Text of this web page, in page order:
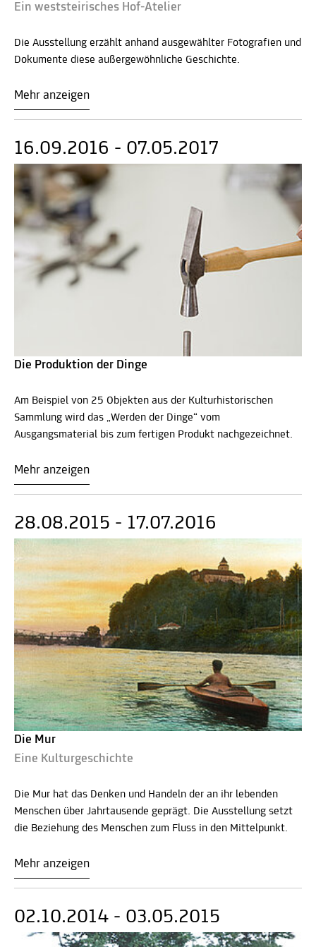
Ein weststeirisches Hof-Atelier
Die Ausstellung erzählt anhand ausgewählter Fotografien und
Dokumente diese außergewöhnliche Geschichte.
Mehr anzeigen
16.09.2016 - 07.05.2017
Die Produktion der Dinge
Am Beispiel von 25 Objekten aus der Kulturhistorischen
Sammlung wird das „Werden der Dinge“ vom
Ausgangsmaterial bis zum fertigen Produkt nachgezeichnet.
Mehr anzeigen
28.08.2015 - 17.07.2016
Die Mur
Eine Kulturgeschichte
Die Mur hat das Denken und Handeln der an ihr lebenden
Menschen über Jahrtausende geprägt. Die Ausstellung setzt
die Beziehung des Menschen zum Fluss in den Mittelpunkt.
Mehr anzeigen
02.10.2014 - 03.05.2015